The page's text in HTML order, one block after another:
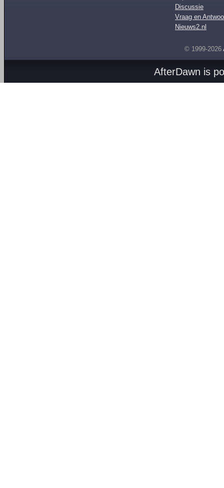
Discussie
Vraag en
Nieuws2.nl
© 1999-2026
AfterDawn is